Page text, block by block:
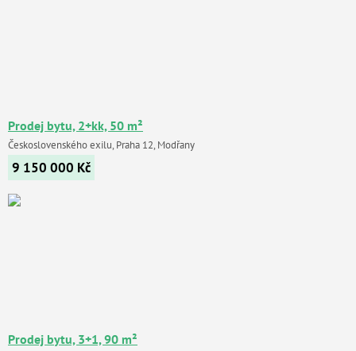
Prodej bytu, 2+kk, 50 m²
Československého exilu, Praha 12, Modřany
9 150 000 Kč
Prodej bytu, 3+1, 90 m²